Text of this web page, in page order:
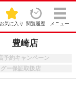
お気に入り 閲覧履歴 メニュー
豊崎店
予約キャンペーン
グー保証取扱店